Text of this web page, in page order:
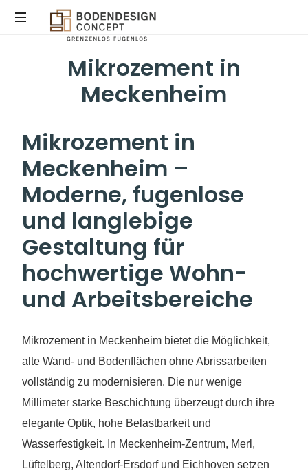
STEINTEPPICH,
KÖLN
Mikrozement in
Meckenheim
Mikrozement in
Meckenheim –
Moderne, fugenlose
und langlebige
Gestaltung für
hochwertige Wohn-
und Arbeitsbereiche
Mikrozement in Meckenheim bietet die Möglichkeit,
alte Wand- und Bodenflächen ohne Abrissarbeiten
vollständig zu modernisieren. Die nur wenige
Millimeter starke Beschichtung überzeugt durch ihre
elegante Optik, hohe Belastbarkeit und
Wasserfestigkeit. In Meckenheim-Zentrum, Merl,
Lüftelberg, Altendorf-Ersdorf und Eichhoven setzen